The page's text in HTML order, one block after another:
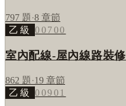
797 題 ·8 章節
乙級
00700
室內配線-屋內線路裝修
862 題 ·19 章節
乙級
00901